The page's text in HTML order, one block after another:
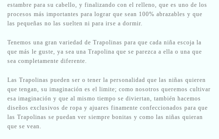
estambre para su cabello, y finalizando con el relleno, que es uno de los
procesos más importantes para lograr que sean 100% abrazables y que
las pequeñas no las suelten ni para irse a dormir.
Tenemos una gran variedad de Trapolinas para que cada niña escoja la
que más le guste, ya sea una Trapolina que se parezca a ella o una que
sea completamente diferente.
Las Trapolinas pueden ser o tener la personalidad que las niñas quieren
que tengan, su imaginación es el limite; como nosotros queremos cultivar
esa imaginación y que al mismo tiempo se diviertan, también hacemos
diseños exclusivos de ropa y ajuares finamente confeccionados para que
las Trapolinas se puedan ver siempre bonitas y como las niñas quieran
que se vean.